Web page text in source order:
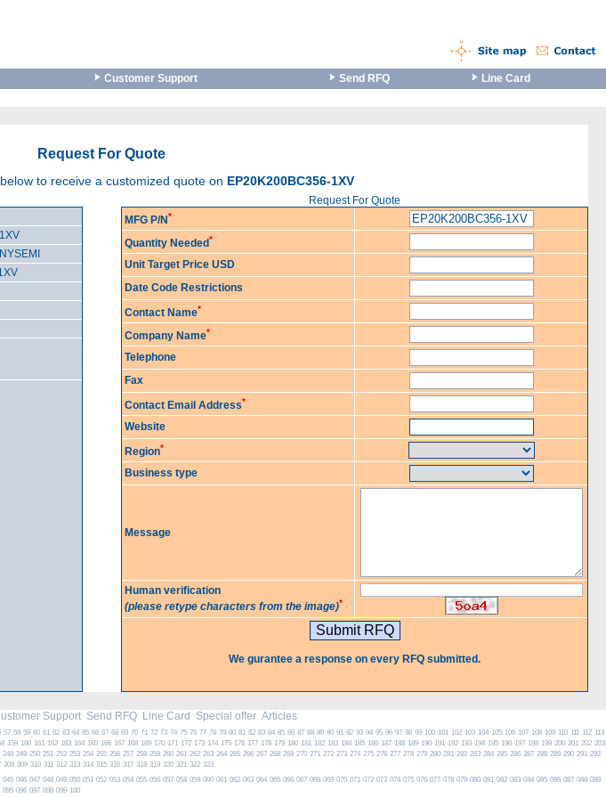
Customer Support Send RFQ Line Card
Request For Quote
to receive a customized quote on EP20K200BC356-1XV
Request For Quote
MFG P/N*
Quantity Needed*
Unit Target Price USD
Date Code Restrictions
Contact Name*
Company Name*
Telephone
Fax
Contact Email Address*
Website
Region*
Business type
Message
Human verification
(please retype characters from the image)*
We gurantee a response on every RFQ submitted.
Support Send RFQ Line Card Special offer Articles
57 58 59 60 61 62 63 64 65 66 67 68 69 70 71 72 73 74 75 76 77 78 79 80 81 82 83 84 85 86 87 88 89 90 91 92 93 94 95 96 97 98 99 100 101 102 103 104 105 106 107 108 109 110 111 112 113
159 160 161 162 163 164 165 166 167 168 169 170 171 172 173 174 175 176 177 178 179 180 181 182 183 184 185 186 187 188 189 190 191 192 193 194 195 196 197 198 199 200 201 202 203
248 249 250 251 252 253 254 255 256 257 258 259 260 261 262 263 264 265 266 267 268 269 270 271 272 273 274 275 276 277 278 279 280 281 282 283 284 285 286 287 288 289 290 291 292
308 309 310 311 312 313 314 315 316 317 318 319 320 321 322 323
045 046 047 048 049 050 051 052 053 054 055 056 057 058 059 060 061 062 063 064 065 066 067 068 069 070 071 072 073 074 075 076 077 078 079 080 081 082 083 084 085 086 087 088 089
095 096 097 098 099 100